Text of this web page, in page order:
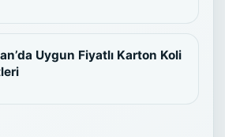
Uygun Fiyatlı Karton Koli